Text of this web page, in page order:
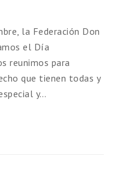
la Federación Don
el Día
reunimos para
que tienen todas y
y…